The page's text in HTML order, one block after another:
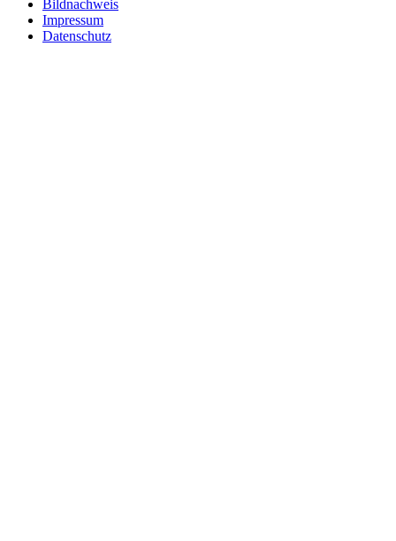
Bildnachweis
Impressum
Datenschutz